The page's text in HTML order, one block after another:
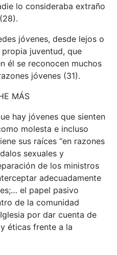
lo consideraba extraño
jóvenes, desde lejos o
juventud, que
él se reconocen muchos
jóvenes (31).
MÁS
hay jóvenes que sienten
molesta e incluso
sus raíces “en razones
sexuales y
de los ministros
adecuadamente
el papel pasivo
de la comunidad
por dar cuenta de
éticas frente a la